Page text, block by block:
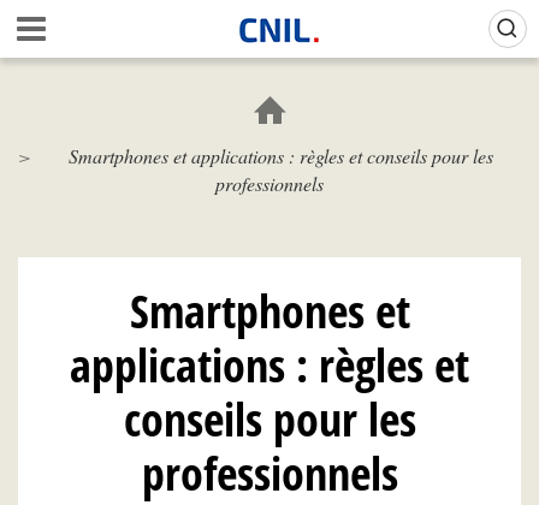
Aller
au
contenu
c
i
N
L
Smartphones et applications : règles et conseils pour les
professionnels
Smartphones et
applications : règles et
conseils pour les
professionnels
Gestion de vos préférences sur les cookies (témoins de connexion)